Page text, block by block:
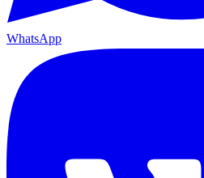
WhatsApp